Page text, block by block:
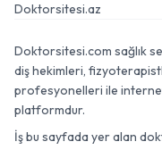
Doktorsitesi.az
Doktorsitesi.com sağlık
diş hekimleri,
profesyonelleri ile internet
platformdur.
İş bu sayfada yer alan